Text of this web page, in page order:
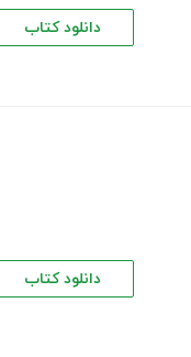
دانلود کتاب
دانلود کتاب